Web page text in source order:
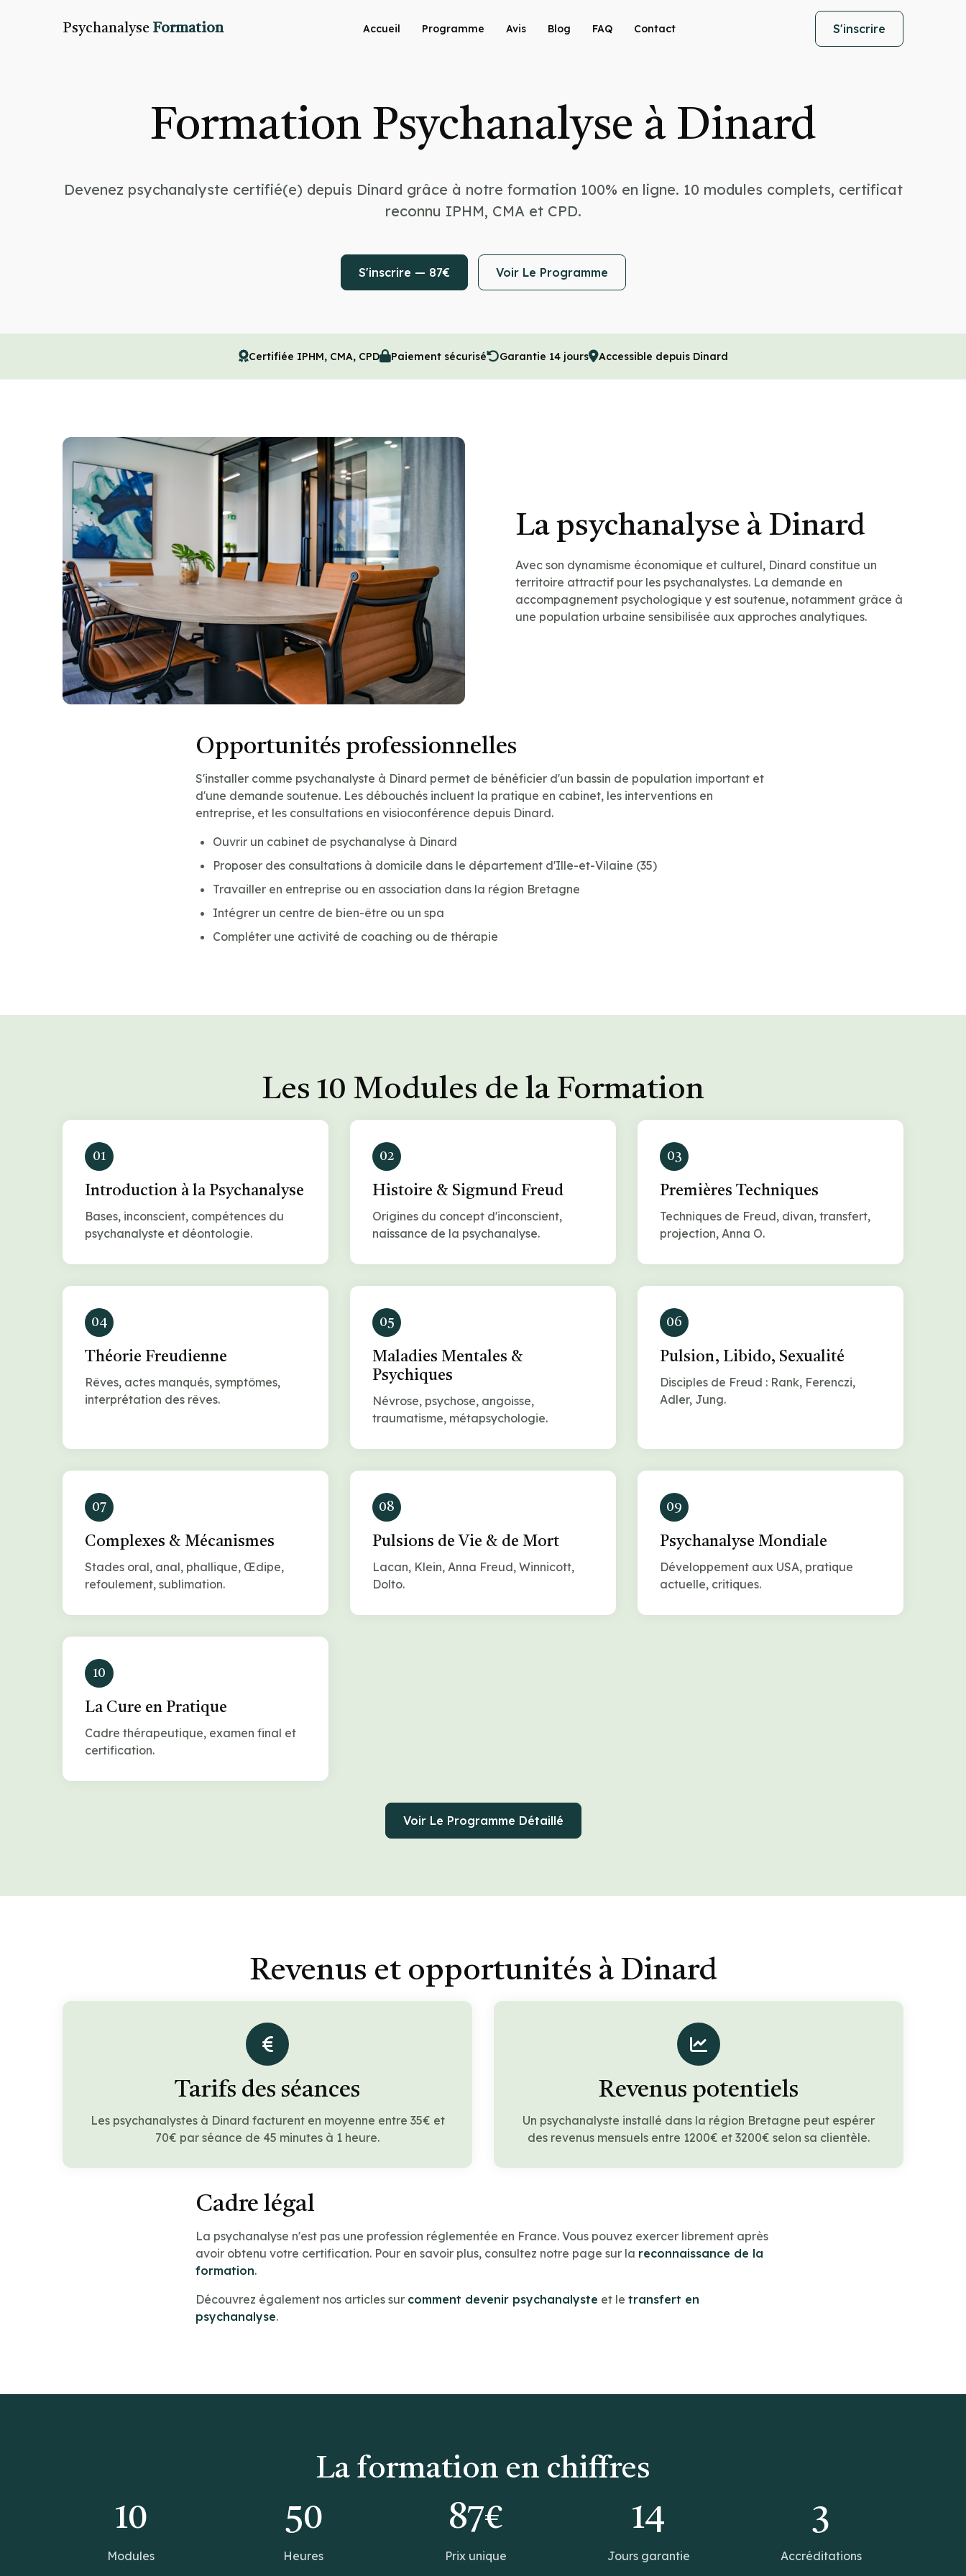
Psychanalyse Formation Accueil Programme Avis Blog FAQ Contact S'inscrire
Formation Psychanalyse à Dinard
Devenez psychanalyste certifié(e) depuis Dinard grâce à notre formation 100% en ligne. 10 modules complets, certificat
reconnu IPHM, CMA et CPD.
S'inscrire — 87€ Voir Le Programme
Certifiée IPHM, CMA, CPD Paiement sécurisé Garantie 14 jours Accessible depuis Dinard
La psychanalyse à Dinard
Avec son dynamisme économique et culturel, Dinard constitue un
territoire attractif pour les psychanalystes. La demande en
accompagnement psychologique y est soutenue, notamment grâce à
une population urbaine sensibilisée aux approches analytiques.
Opportunités professionnelles
S'installer comme psychanalyste à Dinard permet de bénéficier d'un bassin de population important et
d'une demande soutenue. Les débouchés incluent la pratique en cabinet, les interventions en
entreprise, et les consultations en visioconférence depuis Dinard.
Ouvrir un cabinet de psychanalyse à Dinard
Proposer des consultations à domicile dans le département d'Ille-et-Vilaine (35)
Travailler en entreprise ou en association dans la région Bretagne
Intégrer un centre de bien-être ou un spa
Compléter une activité de coaching ou de thérapie
Les 10 Modules de la Formation
01
Introduction à la Psychanalyse
Bases, inconscient, compétences du
psychanalyste et déontologie.
02
Histoire & Sigmund Freud
Origines du concept d'inconscient,
naissance de la psychanalyse.
03
Premières Techniques
Techniques de Freud, divan, transfert,
projection, Anna O.
04
Théorie Freudienne
Rêves, actes manqués, symptômes,
interprétation des rêves.
05
Maladies Mentales &
Psychiques
Névrose, psychose, angoisse,
traumatisme, métapsychologie.
06
Pulsion, Libido, Sexualité
Disciples de Freud : Rank, Ferenczi,
Adler, Jung.
07
Complexes & Mécanismes
Stades oral, anal, phallique, Œdipe,
refoulement, sublimation.
08
Pulsions de Vie & de Mort
Lacan, Klein, Anna Freud, Winnicott,
Dolto.
09
Psychanalyse Mondiale
Développement aux USA, pratique
actuelle, critiques.
10
La Cure en Pratique
Cadre thérapeutique, examen final et
certification.
Voir Le Programme Détaillé
Revenus et opportunités à Dinard
Tarifs des séances
Les psychanalystes à Dinard facturent en moyenne entre 35€ et
70€ par séance de 45 minutes à 1 heure.
Revenus potentiels
Un psychanalyste installé dans la région Bretagne peut espérer
des revenus mensuels entre 1200€ et 3200€ selon sa clientèle.
Cadre légal
La psychanalyse n'est pas une profession réglementée en France. Vous pouvez exercer librement après
avoir obtenu votre certification. Pour en savoir plus, consultez notre page sur la reconnaissance de la
formation.
Découvrez également nos articles sur comment devenir psychanalyste et le transfert en
psychanalyse.
La formation en chiffres
10
Modules
50
Heures
87€
Prix unique
14
Jours garantie
3
Accréditations